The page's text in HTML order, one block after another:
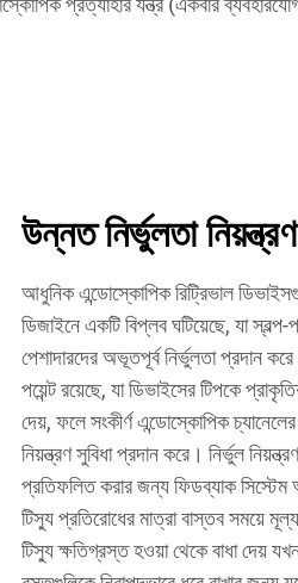
উন্নত নির্ভুলতা
আধুনিক এন্ডোস্কোপিক রিট্রিভাল
ডিজাইনে একটি বিপ্লব ঘটিয়েছে, যা
পেশাদারদের অভূতপূর্ব নির্ভুলতা প্রদান
পয়েন্ট রয়েছে, যা ডিভাইসের টিপকে
দেয়, ফলে সংকীর্ণ এন্ডোস্কোপিক
নিয়ন্ত্রণ সুবিধা প্রদান করে। নির্ভুল
প্রতিফলিত করার জন্য ফিডব্যাক সিস্টেম
টিস্যু প্রতিরোধের মাত্রা বাস্তব সময়ে
টিস্যু ক্ষতিগ্রস্ত হওয়া থেকে বাধা দেয়